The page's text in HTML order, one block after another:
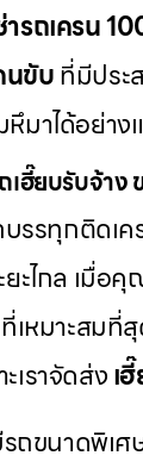
ารถเครน
นขับที่มีประ
มาได้อย่า
เฮี๊ยบรับจ้าง
บรรทุกติด
ะไกล เมื่อ
เหมาะสมที่
เราจัดส่งเ
ถขนาดพิเศ